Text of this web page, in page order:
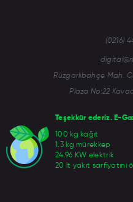
Teşekkür ederiz. E-
100 kg kağıt
1.3 kg mürekkep
24.96 KW elektrik
20 lt yakıt sarfiyatını
(0216)
Rüzgarlıbahçe Mah.
Plaza No:22